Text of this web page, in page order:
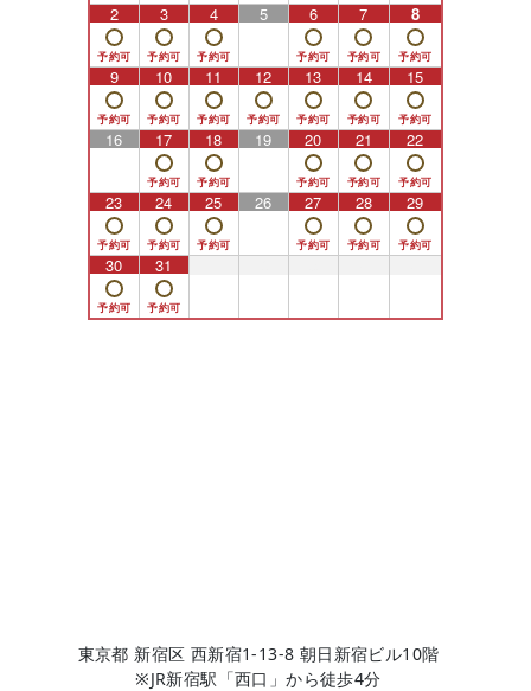
2 3 4 5 6 7 8
9 10 11 12 13 14 15
16 17 18 19 20 21 22
23 24 25 26 27 28 29
30 31
東京都 新宿区 西新宿1-13-8 朝日新宿ビル10階
※JR新宿駅「西口」から徒歩4分